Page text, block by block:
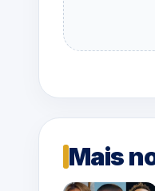
Mais